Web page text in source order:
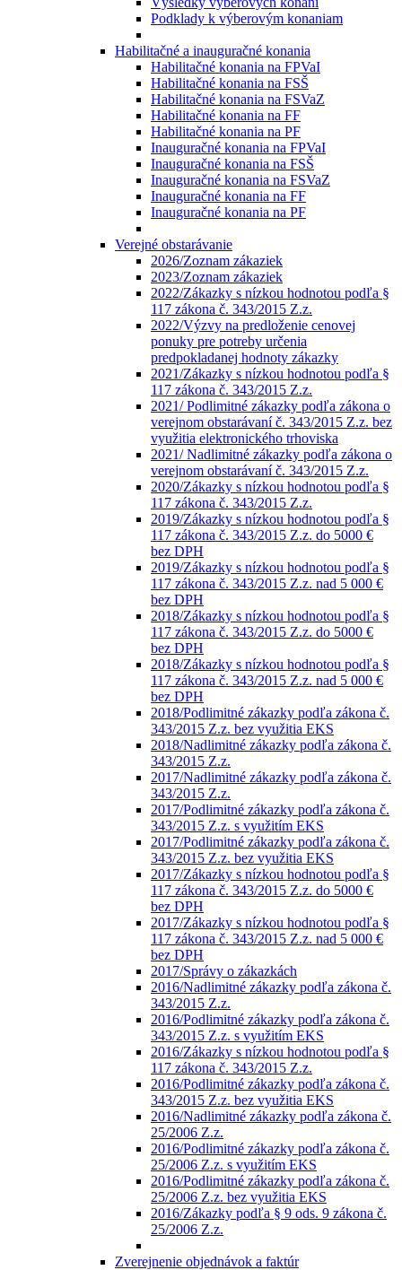
Podklady k výberovým konaniam
Habilitačné a inauguračné konania
Habilitačné konania na FPVaI
Habilitačné konania na FSŠ
Habilitačné konania na FSVaZ
Habilitačné konania na FF
Habilitačné konania na PF
Inauguračné konania na FPVaI
Inauguračné konania na FSŠ
Inauguračné konania na FSVaZ
Inauguračné konania na FF
Inauguračné konania na PF
Verejné obstarávanie
2026/Zoznam zákaziek
2023/Zoznam zákaziek
2022/Zákazky s nízkou hodnotou podľa §
117 zákona č. 343/2015 Z.z.
2022/Výzvy na predloženie cenovej
ponuky pre potreby určenia
predpokladanej hodnoty zákazky
2021/Zákazky s nízkou hodnotou podľa §
117 zákona č. 343/2015 Z.z.
2021/ Podlimitné zákazky podľa zákona o
verejnom obstarávaní č. 343/2015 Z.z. bez
využitia elektronického trhoviska
2021/ Nadlimitné zákazky podľa zákona o
verejnom obstarávaní č. 343/2015 Z.z.
2020/Zákazky s nízkou hodnotou podľa §
117 zákona č. 343/2015 Z.z.
2019/Zákazky s nízkou hodnotou podľa §
117 zákona č. 343/2015 Z.z. do 5000 €
bez DPH
2019/Zákazky s nízkou hodnotou podľa §
117 zákona č. 343/2015 Z.z. nad 5 000 €
bez DPH
2018/Zákazky s nízkou hodnotou podľa §
117 zákona č. 343/2015 Z.z. do 5000 €
bez DPH
2018/Zákazky s nízkou hodnotou podľa §
117 zákona č. 343/2015 Z.z. nad 5 000 €
bez DPH
2018/Podlimitné zákazky podľa zákona č.
343/2015 Z.z. bez využitia EKS
2018/Nadlimitné zákazky podľa zákona č.
343/2015 Z.z.
2017/Nadlimitné zákazky podľa zákona č.
343/2015 Z.z.
2017/Podlimitné zákazky podľa zákona č.
343/2015 Z.z. s využitím EKS
2017/Podlimitné zákazky podľa zákona č.
343/2015 Z.z. bez využitia EKS
2017/Zákazky s nízkou hodnotou podľa §
117 zákona č. 343/2015 Z.z. do 5000 €
bez DPH
2017/Zákazky s nízkou hodnotou podľa §
117 zákona č. 343/2015 Z.z. nad 5 000 €
bez DPH
2017/Správy o zákazkách
2016/Nadlimitné zákazky podľa zákona č.
343/2015 Z.z.
2016/Podlimitné zákazky podľa zákona č.
343/2015 Z.z. s využitím EKS
2016/Zákazky s nízkou hodnotou podľa §
117 zákona č. 343/2015 Z.z.
2016/Podlimitné zákazky podľa zákona č.
343/2015 Z.z. bez využitia EKS
2016/Nadlimitné zákazky podľa zákona č.
25/2006 Z.z.
2016/Podlimitné zákazky podľa zákona č.
25/2006 Z.z. s využitím EKS
2016/Podlimitné zákazky podľa zákona č.
25/2006 Z.z. bez využitia EKS
2016/Zákazky podľa § 9 ods. 9 zákona č.
25/2006 Z.z.
Zverejnenie objednávok a faktúr